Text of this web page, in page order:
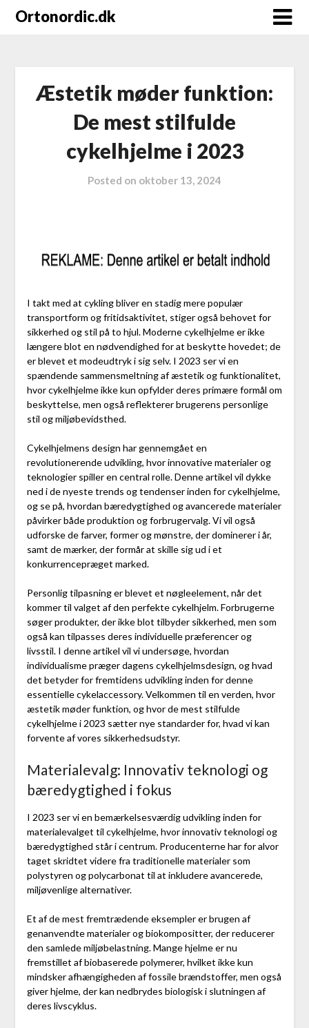
Ortonordic.dk
Æstetik møder funktion:
De mest stilfulde
cykelhjelme i 2023
Posted on oktober 13, 2024
I takt med at cykling bliver en stadig mere populær
transportform og fritidsaktivitet, stiger også behovet for
sikkerhed og stil på to hjul. Moderne cykelhjelme er ikke
længere blot en nødvendighed for at beskytte hovedet; de
er blevet et modeudtryk i sig selv. I 2023 ser vi en
spændende sammensmeltning af æstetik og funktionalitet,
hvor cykelhjelme ikke kun opfylder deres primære formål om
beskyttelse, men også reflekterer brugerens personlige
stil og miljøbevidsthed.
Cykelhjelmens design har gennemgået en
revolutionerende udvikling, hvor innovative materialer og
teknologier spiller en central rolle. Denne artikel vil dykke
ned i de nyeste trends og tendenser inden for cykelhjelme,
og se på, hvordan bæredygtighed og avancerede materialer
påvirker både produktion og forbrugervalg. Vi vil også
udforske de farver, former og mønstre, der dominerer i år,
samt de mærker, der formår at skille sig ud i et
konkurrencepræget marked.
Personlig tilpasning er blevet et nøgleelement, når det
kommer til valget af den perfekte cykelhjelm. Forbrugerne
søger produkter, der ikke blot tilbyder sikkerhed, men som
også kan tilpasses deres individuelle præferencer og
livsstil. I denne artikel vil vi undersøge, hvordan
individualisme præger dagens cykelhjelmsdesign, og hvad
det betyder for fremtidens udvikling inden for denne
essentielle cykelaccessory. Velkommen til en verden, hvor
æstetik møder funktion, og hvor de mest stilfulde
cykelhjelme i 2023 sætter nye standarder for, hvad vi kan
forvente af vores sikkerhedsudstyr.
Materialevalg: Innovativ teknologi og
bæredygtighed i fokus
I 2023 ser vi en bemærkelsesværdig udvikling inden for
materialevalget til cykelhjelme, hvor innovativ teknologi og
bæredygtighed står i centrum. Producenterne har for alvor
taget skridtet videre fra traditionelle materialer som
polystyren og polycarbonat til at inkludere avancerede,
miljøvenlige alternativer.
Et af de mest fremtrædende eksempler er brugen af
genanvendte materialer og biokompositter, der reducerer
den samlede miljøbelastning. Mange hjelme er nu
fremstillet af biobaserede polymerer, hvilket ikke kun
mindsker afhængigheden af fossile brændstoffer, men også
giver hjelme, der kan nedbrydes biologisk i slutningen af
deres livscyklus.